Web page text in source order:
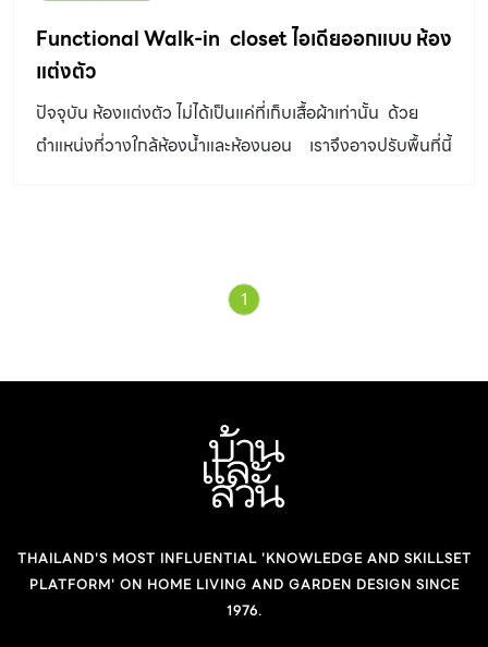
Functional Walk-in closet ไอเดียออกแบบ ห้อง
แต่งตัว
ปัจจุบัน ห้องแต่งตัว ไม่ได้เป็นแค่ที่เก็บเสื้อผ้าเท่านั้น ด้วย
ตำแหน่งที่วางใกล้ห้องน้ำและห้องนอน เราจึงอาจปรับพื้นที่นี้
1
THAILAND'S MOST INFLUENTIAL 'KNOWLEDGE AND SKILLSET
PLATFORM' ON HOME LIVING AND GARDEN DESIGN SINCE
1976.